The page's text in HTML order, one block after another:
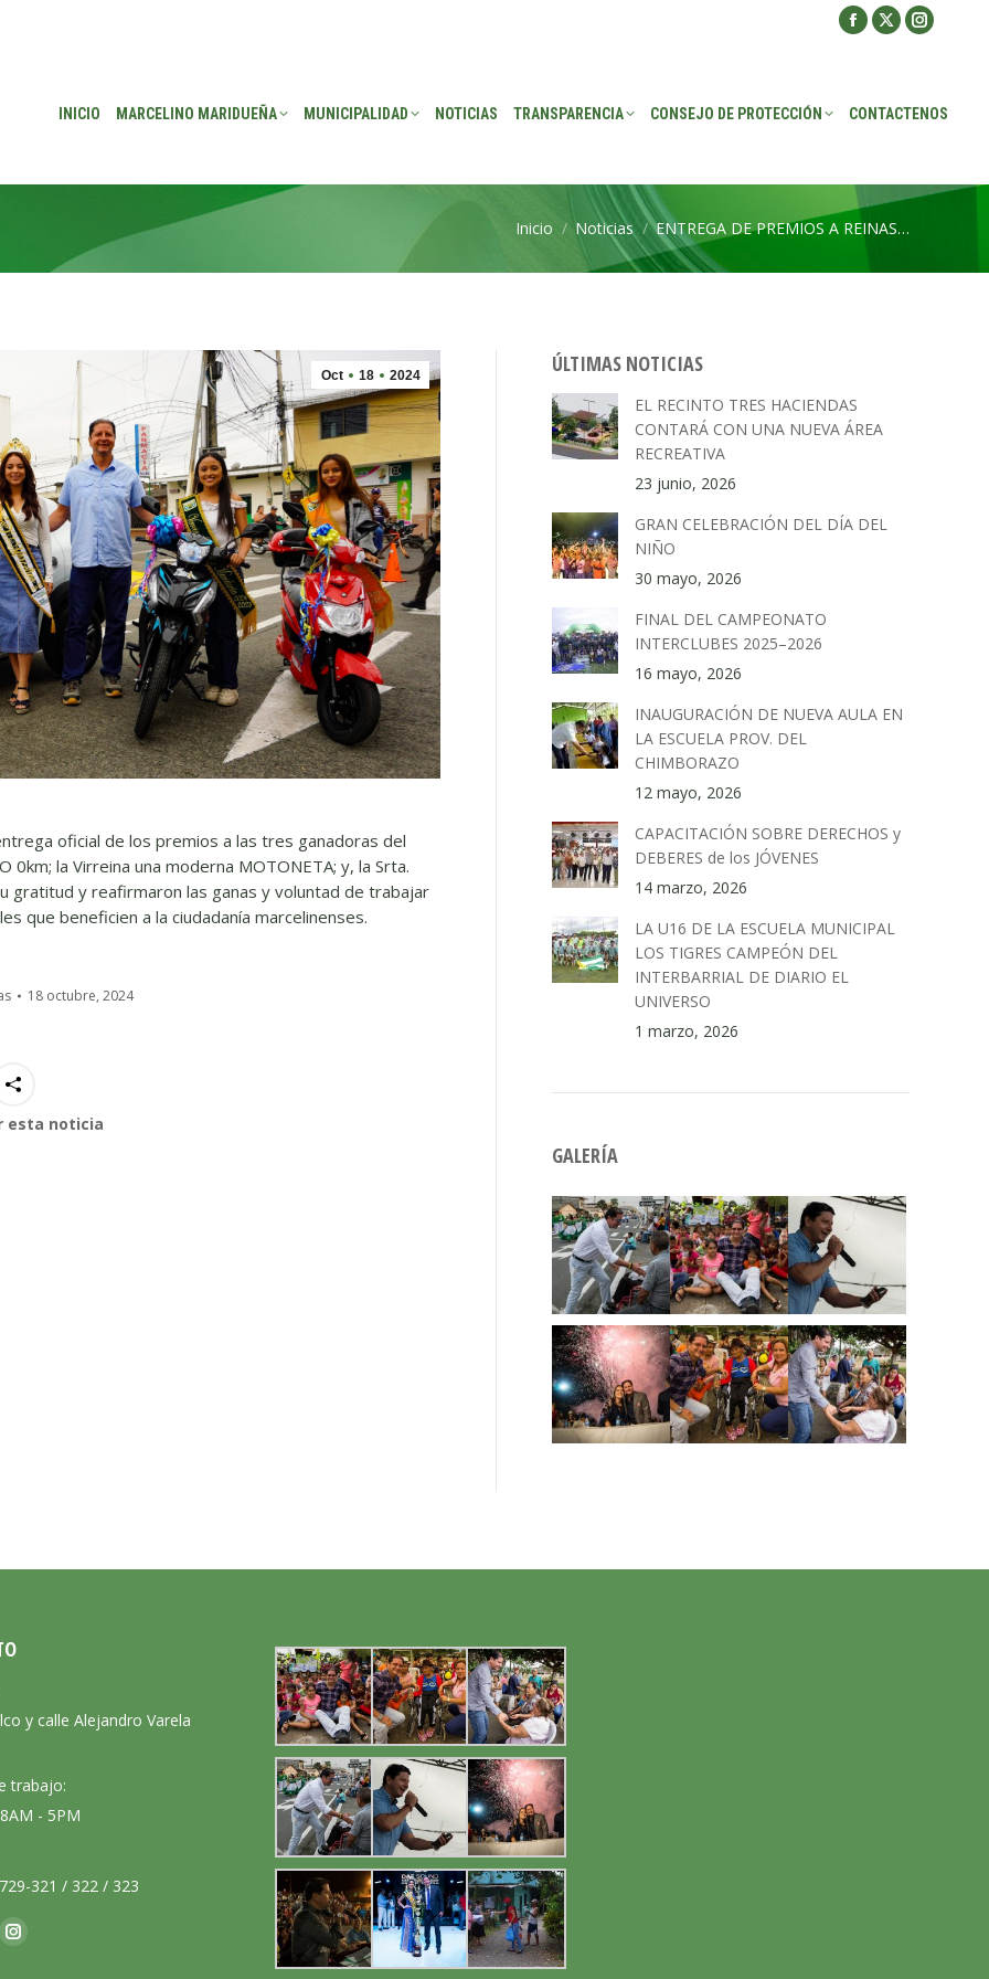
Facebook
in
X
in
in
INICIO MARCELINO MARIDUEÑA MUNICIPALIDAD NOTICIAS TRANSPARENCIA CONSEJO DE PROTECCIÓN CONTACTENOS
Estás aquí:
Inicio Noticias ENTREGA DE PREMIOS A REINAS…
Oct 18 2024
oficial de los premios a las tres ganadoras del
la Virreina una moderna MOTONETA; y, la Srta.
gratitud y reafirmaron las ganas y voluntad de trabajar
que beneficien a la ciudadanía marcelinenses.
18 octubre, 2024
esta noticia
ÚLTIMAS NOTICIAS
EL RECINTO TRES HACIENDAS
CONTARÁ CON UNA NUEVA ÁREA
RECREATIVA
23 junio, 2026
GRAN CELEBRACIÓN DEL DÍA DEL
NIÑO
30 mayo, 2026
FINAL DEL CAMPEONATO
INTERCLUBES 2025–2026
16 mayo, 2026
INAUGURACIÓN DE NUEVA AULA EN
LA ESCUELA PROV. DEL
CHIMBORAZO
12 mayo, 2026
CAPACITACIÓN SOBRE DERECHOS y
DEBERES de los JÓVENES
14 marzo, 2026
LA U16 DE LA ESCUELA MUNICIPAL
LOS TIGRES CAMPEÓN DEL
INTERBARRIAL DE DIARIO EL
UNIVERSO
1 marzo, 2026
GALERÍA
y calle Alejandro Varela
trabajo:
- 5PM
321 / 322 / 323
en:
Instagram